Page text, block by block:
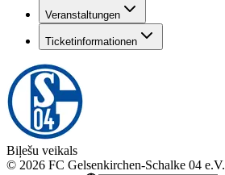
Veranstaltungen
Ticketinformationen
Biļešu veikals
© 2026 FC Gelsenkirchen-Schalke 04 e.V.